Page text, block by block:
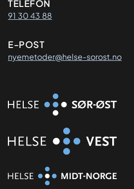
Kontaktinformasjon
TELEFON
91 30 43 88
E-POST
nyemetoder@helse-sorost.no
Organisasjon